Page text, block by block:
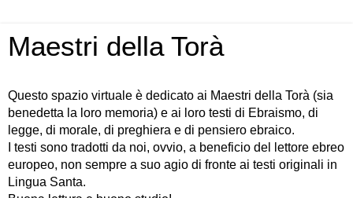
Maestri della Torà
Questo spazio virtuale è dedicato ai Maestri della Torà (sia
benedetta la loro memoria) e ai loro testi di Ebraismo, di
legge, di morale, di preghiera e di pensiero ebraico.
I testi sono tradotti da noi, ovvio, a beneficio del lettore ebreo
europeo, non sempre a suo agio di fronte ai testi originali in
Lingua Santa.